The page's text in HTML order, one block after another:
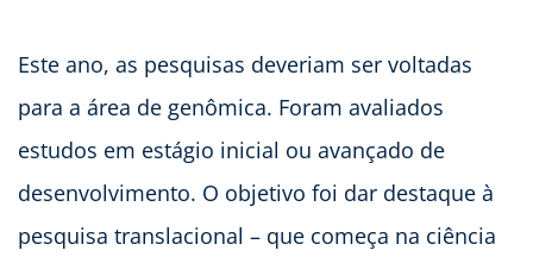
Este ano, as pesquisas deveriam ser voltadas
para a área de genômica. Foram avaliados
estudos em estágio inicial ou avançado de
desenvolvimento. O objetivo foi dar destaque à
pesquisa translacional – que começa na ciência